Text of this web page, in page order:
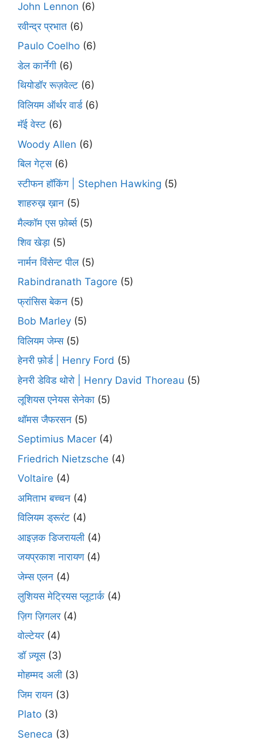
John Lennon (6)
रवीन्द्र प्रभात (6)
Paulo Coelho (6)
डेल कार्नेगी (6)
थियोडॉर रूज़वेल्ट (6)
विलियम ऑर्थर वार्ड(6)
मॅई वेस्ट (6)
Woody Allen (6)
बिल गेट्स(6)
स्टीफन हॉकिंग | Stephen Hawking (5)
शाहरुख़ ख़ान (5)
मैल्कॉम एस फ़ोर्ब्स(5)
शिव खेड़ा (5)
नार्मन विंसेन्ट पील(5)
Rabindranath Tagore (5)
फ्रांसिस बेकन (5)
Bob Marley (5)
विलियम जेम्स(5)
हेनरी फ़ोर्ड | Henry Ford (5)
हेनरी डेविड थोरो | Henry David Thoreau (5)
लूशियस एनेयस सेनेका (5)
थॉमस जैफरसन (5)
Septimius Macer (4)
Friedrich Nietzsche (4)
Voltaire (4)
अमिताभ बच्चन (4)
विलियम ड्रूरंट (4)
आइज़क डिजरायली (4)
जयप्रकाश नारायण(4)
जेम्स एलन (4)
लुशियस मेट्रियस प्लूटार्क (4)
ज़िग ज़िगलर(4)
वोल्टेयर(4)
डॉ ज़्यूस(3)
मोहम्मद अली (3)
जिम रायन (3)
Plato (3)
Seneca (3)